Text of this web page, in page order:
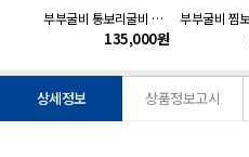
부부굴비 통보리굴비 선물세트1호
135,000원
상세정보 상품정보고시